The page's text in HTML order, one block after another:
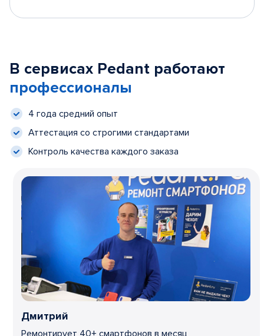
В сервисах Pedant работают
профессионалы
4 года средний опыт
Аттестация со строгими стандартами
Контроль качества каждого заказа
Дмитрий
Ремонтирует 40+ смартфонов в месяц